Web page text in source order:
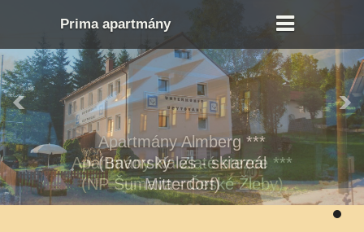
Apartmány Na Zlaté stezce ***
(NP Šumava - České Žleby)
Prima apartmány